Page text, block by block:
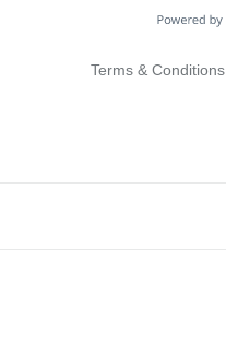
Terms & Conditions